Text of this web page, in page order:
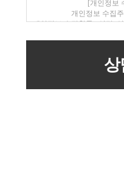
[개인정보
개인정보 수집
개인정보 수집항목 : 성명,
지